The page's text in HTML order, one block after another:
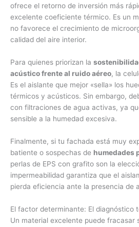
ofrece el retorno de inversión más
excelente coeficiente térmico. Es un
no favorece el crecimiento de
calidad del aire interior.
Para quienes priorizan la
acústico frente al ruido aéreo, la
Es el aislante que mejor «sella» los
térmicos y acústicos. Sin embargo,
con filtraciones de agua activas, ya
sensible a la humedad excesiva.
Finalmente, si tu fachada está muy
batiente o sospechas de humedades
perlas de EPS con grafito son la
impermeabilidad garantiza que el
pierda eficiencia ante la presencia de
El factor determinante: El diagnóstico
Un material excelente puede fracasar